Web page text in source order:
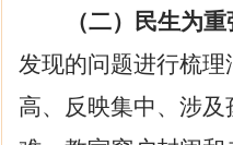
（二）民生为
发现的问题进行梳
高、反映集中、涉